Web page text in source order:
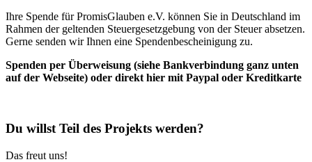
Ihre Spende für PromisGlauben e.V. können Sie in Deutschland im
Rahmen der geltenden Steuergesetzgebung von der Steuer absetzen.
Gerne senden wir Ihnen eine Spendenbescheinigung zu.
Spenden per Überweisung (siehe Bankverbindung ganz unten
auf der Webseite) oder direkt hier mit Paypal oder Kreditkarte
Du willst Teil des Projekts werden?
Das freut uns!